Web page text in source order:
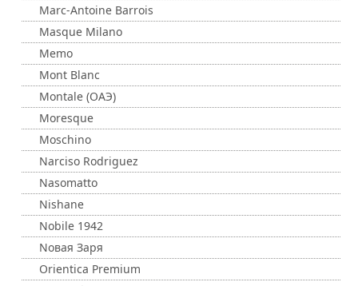
Marc-Antoine Barrois
Masque Milano
Memo
Mont Blanc
Montale (ОАЭ)
Moresque
Moschino
Narciso Rodriguez
Nasomatto
Nishane
Nobile 1942
Nовая Заря
Orientica Premium